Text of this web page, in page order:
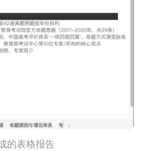
的表格报告